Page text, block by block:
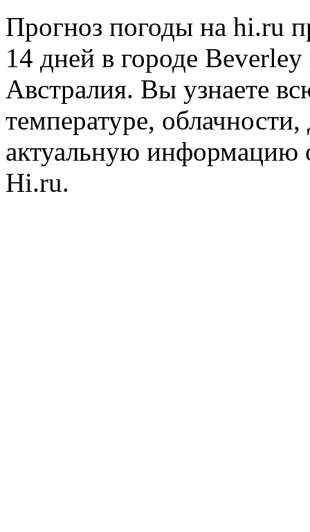
Прогноз погоды на hi.ru
14 дней в городе
Австралия. Вы узнаете
температуре,
актуальную информацию
Hi.ru.